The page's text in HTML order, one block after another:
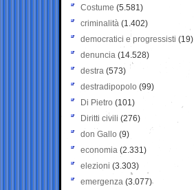
Costume (5.581)
criminalità (1.402)
democratici e progressisti (19)
denuncia (14.528)
destra (573)
destradipopolo (99)
Di Pietro (101)
Diritti civili (276)
don Gallo (9)
economia (2.331)
elezioni (3.303)
emergenza (3.077)